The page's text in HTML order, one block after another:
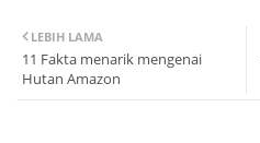
LEBIH LAMA
11 Fakta menarik mengenai
Hutan Amazon